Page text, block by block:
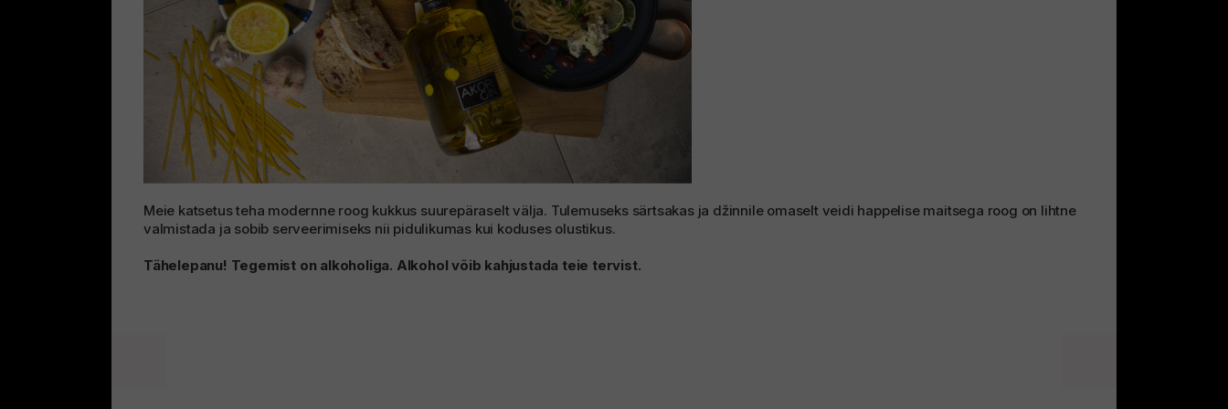
Meie katsetus teha modernne roog kukkus suurepäraselt välja. Tulemuseks särtsakas ja džinnile omaselt veidi happelise maitsega roog on lihtne
valmistada ja sobib serveerimiseks nii pidulikumas kui koduses olustikus.
Tähelepanu! Tegemist on alkoholiga. Alkohol võib kahjustada teie tervist.